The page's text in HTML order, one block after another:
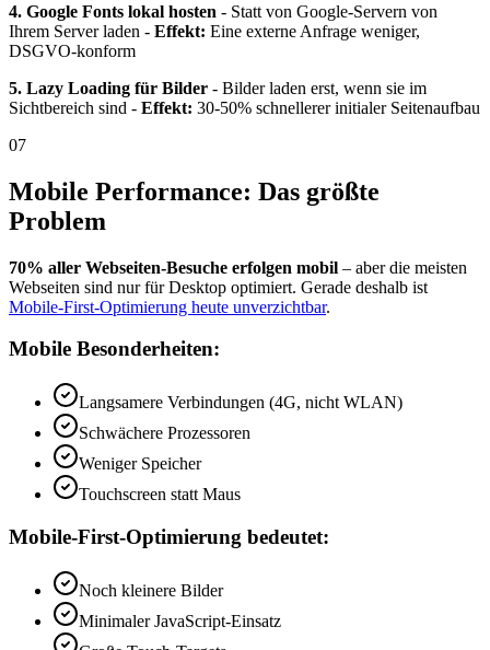
4. Google Fonts lokal hosten - Statt von Google-Servern von
Ihrem Server laden - Effekt: Eine externe Anfrage weniger,
DSGVO-konform
5. Lazy Loading für Bilder - Bilder laden erst, wenn sie im
Sichtbereich sind - Effekt: 30-50% schnellerer initialer Seitenaufbau
07
Mobile Performance: Das größte
Problem
70% aller Webseiten-Besuche erfolgen mobil – aber die meisten
Webseiten sind nur für Desktop optimiert. Gerade deshalb ist
Mobile-First-Optimierung heute unverzichtbar.
Mobile Besonderheiten:
Langsamere Verbindungen (4G, nicht WLAN)
Schwächere Prozessoren
Weniger Speicher
Touchscreen statt Maus
Mobile-First-Optimierung bedeutet:
Noch kleinere Bilder
Minimaler JavaScript-Einsatz